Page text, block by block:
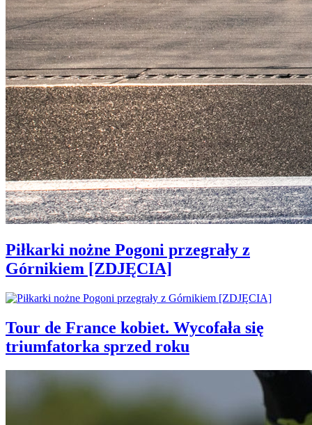
Piłkarki nożne Pogoni przegrały z
Górnikiem [ZDJĘCIA]
Tour de France kobiet. Wycofała się
triumfatorka sprzed roku